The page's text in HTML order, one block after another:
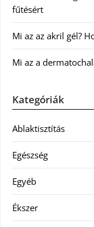
fűtésért
Mi az az akril gél?
Mi az a
Kategóriák
Ablaktisztítás
Egészség
Egyéb
Ékszer